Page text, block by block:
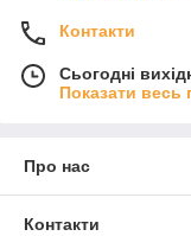
Контакти
Сьогодні
Показати весь
Про нас
Контакти